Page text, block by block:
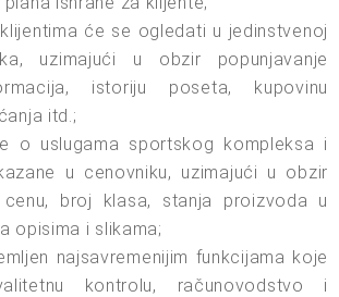
će se ogledati u jedinstvenoj
uzimajući u obzir popunjavanje
istoriju poseta, kupovinu
itd.;
o uslugama sportskog kompleksa i
u cenovniku, uzimajući u obzir
broj klasa, stanja proizvoda u
opisima i slikama;
najsavremenijim funkcijama koje
kontrolu, računovodstvo i